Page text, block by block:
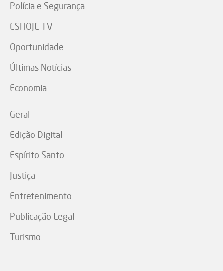
Polícia e Segurança
ESHOJE TV
Oportunidade
Últimas Notícias
Economia
Geral
Edição Digital
Espírito Santo
Justiça
Entretenimento
Publicação Legal
Turismo